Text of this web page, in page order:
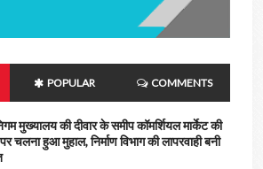
POPULAR COMMENTS
मुख्यालय की दीवार के समीप कॉमर्शियल मार्केट की
चलना हुआ मुहाल, निर्माण विभाग की लापरवाही बनी